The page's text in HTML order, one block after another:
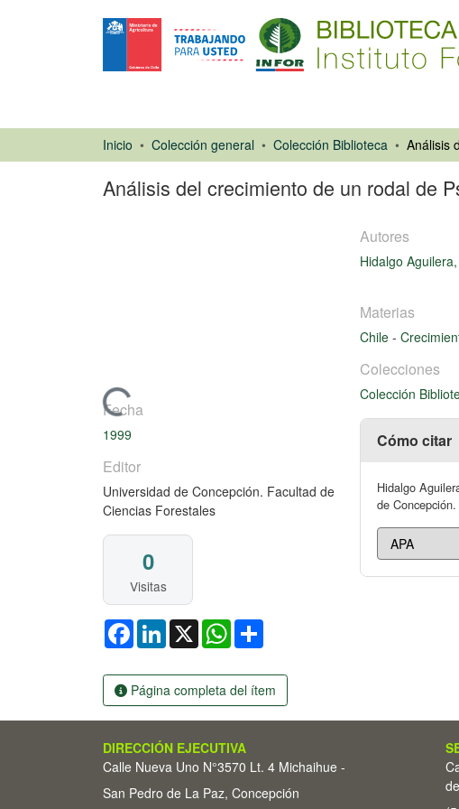
Inicio Colección general Colección Biblioteca
Análisis del crecimiento de un rodal de
Cargando...
Fecha
1999
Editor
Universidad de Concepción. Facultad de
Ciencias Forestales
0
Visitas
FacebookLinkedIn
X WhatsApp
Página completa del ítem
Autores
Hidalgo
Materias
Chile -
Colecciones
Colección
Cómo citar
Hidalgo
de
DIRECCIÓN EJECUTIVA
Calle Nueva Uno N°3570 Lt. 4 Michaihue -
San Pedro de La Paz, Concepción